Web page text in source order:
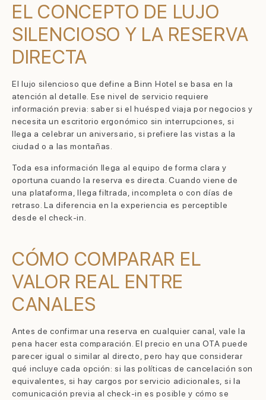
EL CONCEPTO DE LUJO
SILENCIOSO Y LA RESERVA
DIRECTA
El lujo silencioso que define a Binn Hotel se basa en la
atención al detalle. Ese nivel de servicio requiere
información previa: saber si el huésped viaja por negocios y
necesita un escritorio ergonómico sin interrupciones, si
llega a celebrar un aniversario, si prefiere las vistas a la
ciudad o a las montañas.
Toda esa información llega al equipo de forma clara y
oportuna cuando la reserva es directa. Cuando viene de
una plataforma, llega filtrada, incompleta o con días de
retraso. La diferencia en la experiencia es perceptible
desde el check-in.
CÓMO COMPARAR EL
VALOR REAL ENTRE
CANALES
Antes de confirmar una reserva en cualquier canal, vale la
pena hacer esta comparación. El precio en una OTA puede
parecer igual o similar al directo, pero hay que considerar
qué incluye cada opción: si las políticas de cancelación son
equivalentes, si hay cargos por servicio adicionales, si la
comunicación previa al check-in es posible y cómo se